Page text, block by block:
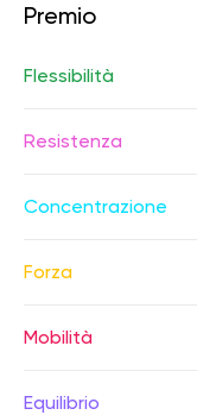
Premio
Flessibilità
Resistenza
Concentrazione
Forza
Mobilità
Equilibrio